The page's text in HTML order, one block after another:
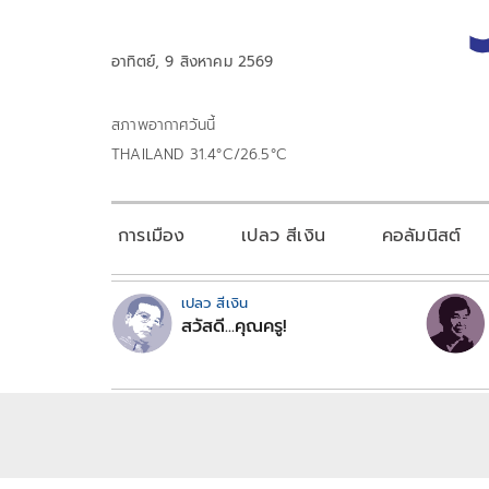
อาทิตย์, 9 สิงหาคม 2569
สภาพอากาศวันนี้
THAILAND 31.4°C/26.5°C
การเมือง เปลว สีเงิน คอลัมนิสต์
เปลว สีเงิน
สวัสดี...คุณครู!